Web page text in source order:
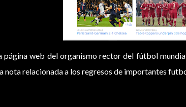
página web del organismo rector del fútbol
nota relacionada a los regresos de importantes